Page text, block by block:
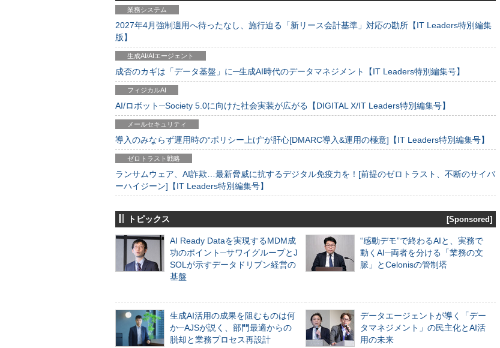
業務システム
2027年4月強制適用へ待ったなし、施行迫る「新リース会計基準」対応の勘所【IT Leaders特別編集
版】
生成AI/AIエージェント
成否のカギは「データ基盤」に─生成AI時代のデータマネジメント【IT Leaders特別編集号】
フィジカルAI
AI/ロボット─Society 5.0に向けた社会実装が広がる【DIGITAL X/IT Leaders特別編集号】
メールセキュリティ
導入のみならず運用時の“ポリシー上げ”が肝心[DMARC導入&運用の極意]【IT Leaders特別編集号】
ゼロトラスト戦略
ランサムウェア、AI詐欺…最新脅威に抗するデジタル免疫力を！[前提のゼロトラスト、不断のサイバ
ーハイジーン]【IT Leaders特別編集号】
トピックス [Sponsored]
AI Ready Dataを実現するMDM成
功のポイント─サワイグループとJ
SOLが示すデータドリブン経営の
基盤
“感動デモ”で終わるAIと、実務で
動くAI─両者を分ける「業務の文
脈」とCelonisの管制塔
生成AI活用の成果を阻むものは何
か─AJSが説く、部門最適からの
脱却と業務プロセス再設計
データエージェントが導く「デー
タマネジメント」の民主化とAI活
用の未来